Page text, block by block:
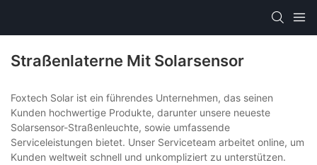
Straßenlaterne Mit Solarsensor
Foxtech Solar ist ein führendes Unternehmen, das seinen
Kunden hochwertige Produkte, darunter unsere neueste
Solarsensor-Straßenleuchte, sowie umfassende
Serviceleistungen bietet. Unser Serviceteam arbeitet online, um
Kunden weltweit schnell und unkompliziert zu unterstützen.